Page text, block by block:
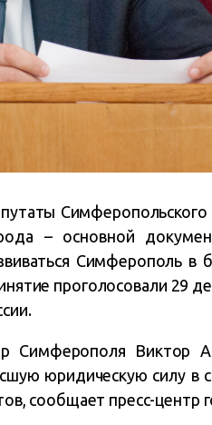
Симферопольского
– основной
Симферополь в
проголосовали 29
Симферополя Виктор
юридическую силу в
сообщает пресс-центр